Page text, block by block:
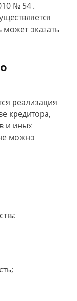
№ 54 .
оказать
реализация
кредитора,
и иных
можно